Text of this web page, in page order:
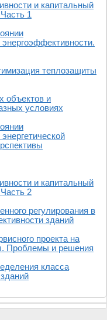
и капитальный
1
теплозащиты
объектов и
условиях
и капитальный
2
регулирования в
зданий
проекта на
Проблемы и решения
класса